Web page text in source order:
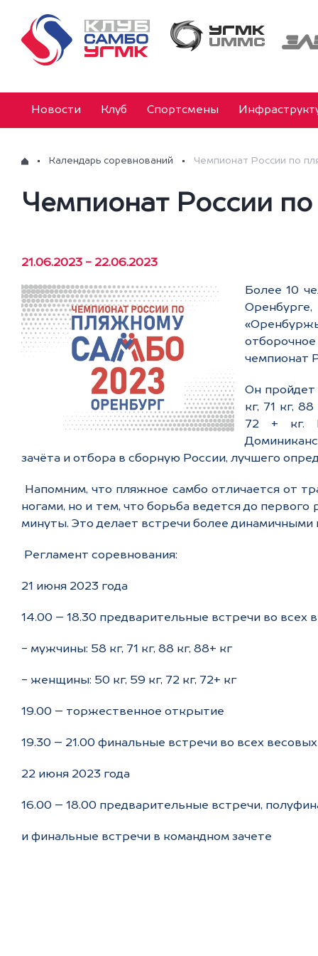
Новости Клуб Спортсмены
Календарь соревнований Чемпионат России по
Чемпионат России
21.06.2023 - 22.06.2023
Более 10
чемпионат
Он пройдет
кг, 71 кг,
72 + кг.
зачёта и отбора в сборную России, лучшего
Напомним, что пляжное самбо отличается от
ногами, но и тем, что борьба ведется до первого
минуты. Это делает встречи более
Регламент соревнования:
21 июня 2023 года
14.00 – 18.30 предварительные встречи во всех
- мужчины: 58 кг, 71 кг, 88 кг, 88+ кг
- женщины: 50 кг, 59 кг, 72 кг, 72+ кг
19.00 – торжественное открытие
19.30 – 21.00 финальные встречи во всех
22 июня 2023 года
16.00 – 18.00 предварительные встречи,
и финальные встречи в командном зачете